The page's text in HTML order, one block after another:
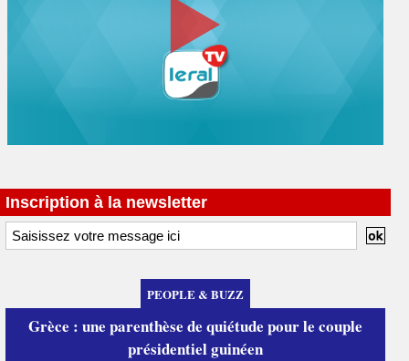
Inscription à la newsletter
PEOPLE & BUZZ
Grèce : une parenthèse de quiétude pour le couple
présidentiel guinéen